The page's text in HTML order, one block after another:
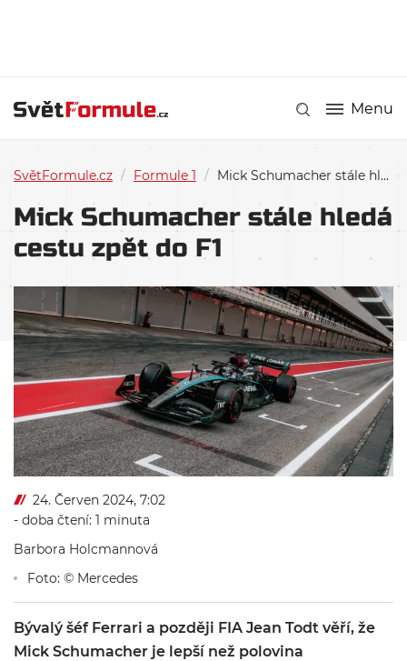
Menu
SvětFormule.cz / Formule 1 / Mick Schumacher stále hledá cestu zpět do F1
Mick Schumacher stále hledá
cestu zpět do F1
24. Červen 2024, 7:02
- doba čtení: 1 minuta
Barbora Holcmannová
Foto: © Mercedes
Bývalý šéf Ferrari a později FIA Jean Todt věří, že
Mick Schumacher je lepší než polovina